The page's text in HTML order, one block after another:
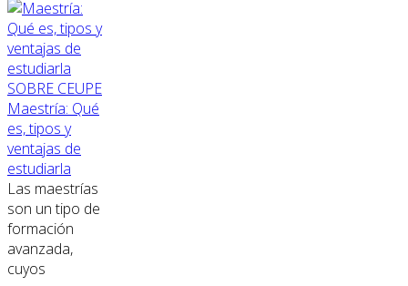
SOBRE CEUPE
Maestría: Qué
es, tipos y
ventajas de
estudiarla
Las maestrías
son un tipo de
formación
avanzada,
cuyos